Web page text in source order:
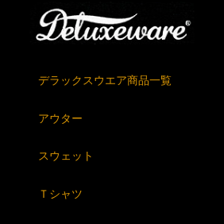
デラックスウエア商品一覧
アウター
スウェット
Ｔシャツ